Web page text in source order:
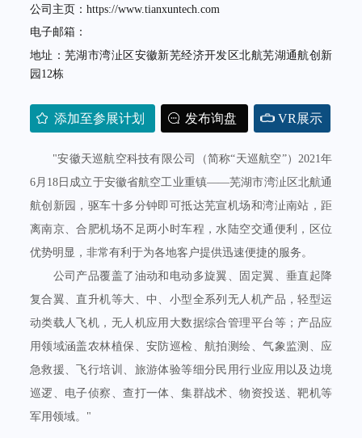
公司主页：https://www.tianxuntech.com
电子邮箱：
地址：芜湖市湾沚区安徽新芜经济开发区北航芜湖通航创新
园12栋
添加至参展计划 发布询盘 VR展示
"安徽天巡航空科技有限公司（简称“天巡航空”）2021年
6月18日成立于安徽省航空工业重镇——芜湖市湾沚区北航通
航创新园，驱车十多分钟即可抵达芜宣机场和湾沚南站，距
离南京、合肥机场不足两小时车程，水陆空交通便利，区位
优势明显，非常有利于为各地客户提供迅速便捷的服务。
公司产品覆盖了油动和电动多旋翼、固定翼、垂直起降
复合翼、直升机等大、中、小型全系列无人机产品，轻型运
动类载人飞机，无人机应用大数据综合管理平台等；产品应
用领域涵盖农林植保、安防巡检、航拍测绘、气象监测、应
急救援、飞行培训、旅游体验等细分民用行业应用以及边境
巡逻、电子侦察、查打一体、集群战术、物资投送、靶机等
军用领域。"